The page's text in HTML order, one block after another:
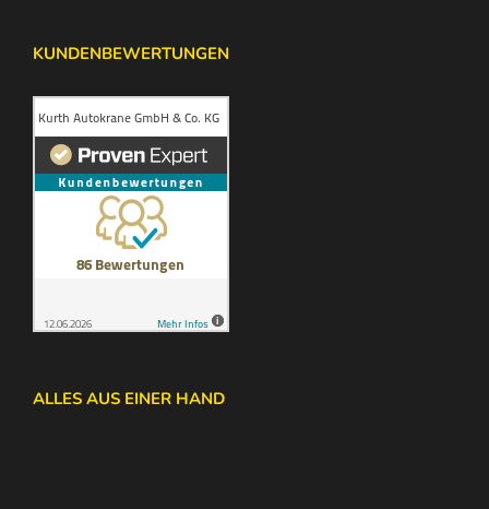
KUNDENBEWERTUNGEN
ALLES AUS EINER HAND